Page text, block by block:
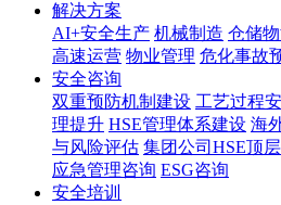
解决方案
AI+安全生产 机械制造 仓储
高速运营 物业管理 危化事故
安全咨询
双重预防机制建设 工艺过程
理提升 HSE管理体系建设 海
与风险评估 集团公司HSE顶
应急管理咨询 ESG咨询
安全培训